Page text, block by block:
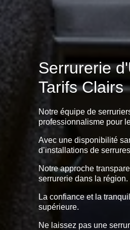
Serrurerie
Tarifs Clairs
Notre équipe de
professionnalisme pour
Avec une disponibilité
d’installations de
Notre approche
serrurerie dans la région.
La confiance et la
supérieure.
Ne laissez pas une